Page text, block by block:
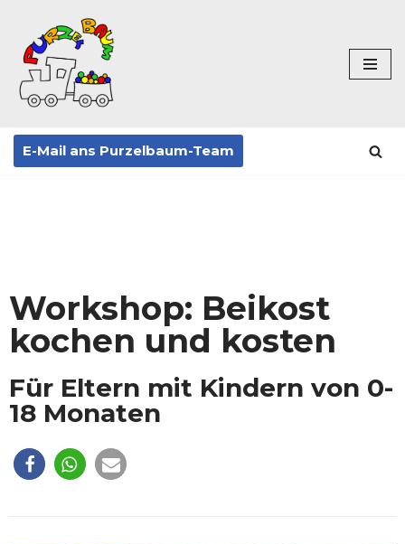
Zum
Inhalt
springen
E-Mail ans Purzelbaum-Team
Workshop: Beikost
kochen und kosten
Für Eltern mit Kindern von 0-
18 Monaten